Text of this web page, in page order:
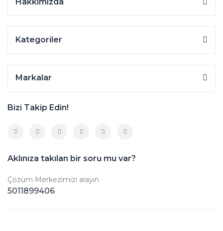
Kategoriler
Markalar
Bizi Takip Edin!
Aklınıza takılan bir soru mu var?
Çözüm Merkezimizi arayın
5011899406